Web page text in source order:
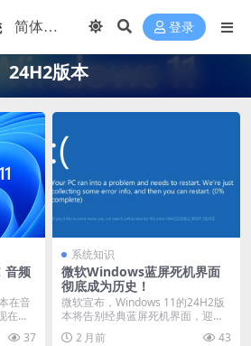
登录
24H2版本
音频
在音
在，
37
系统知识
微软Windows蓝屏死机界面
彻底成为历史！
微软宣布，Windows 11的24H2版
本将告别经典蓝屏死机界面，迎来
全新“黑...
2 月前 43